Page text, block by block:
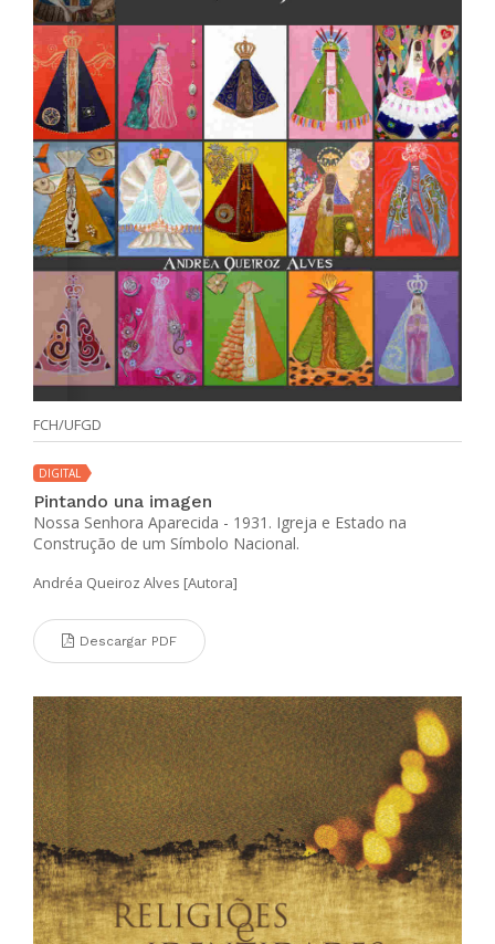
FCH/UFGD
DIGITAL
Pintando una imagen
Nossa Senhora Aparecida - 1931. Igreja e Estado na
Construção de um Símbolo Nacional.
Andréa Queiroz Alves [Autora]
Descargar PDF